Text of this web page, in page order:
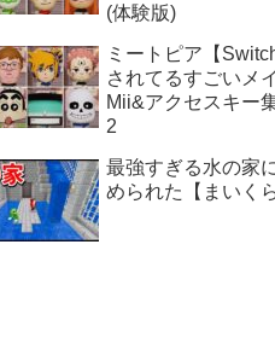
(体験版)
ミートピア【
されてるすごいメ
Mii&アクセスキー
2
最強すぎる水の家
められた【まいくら